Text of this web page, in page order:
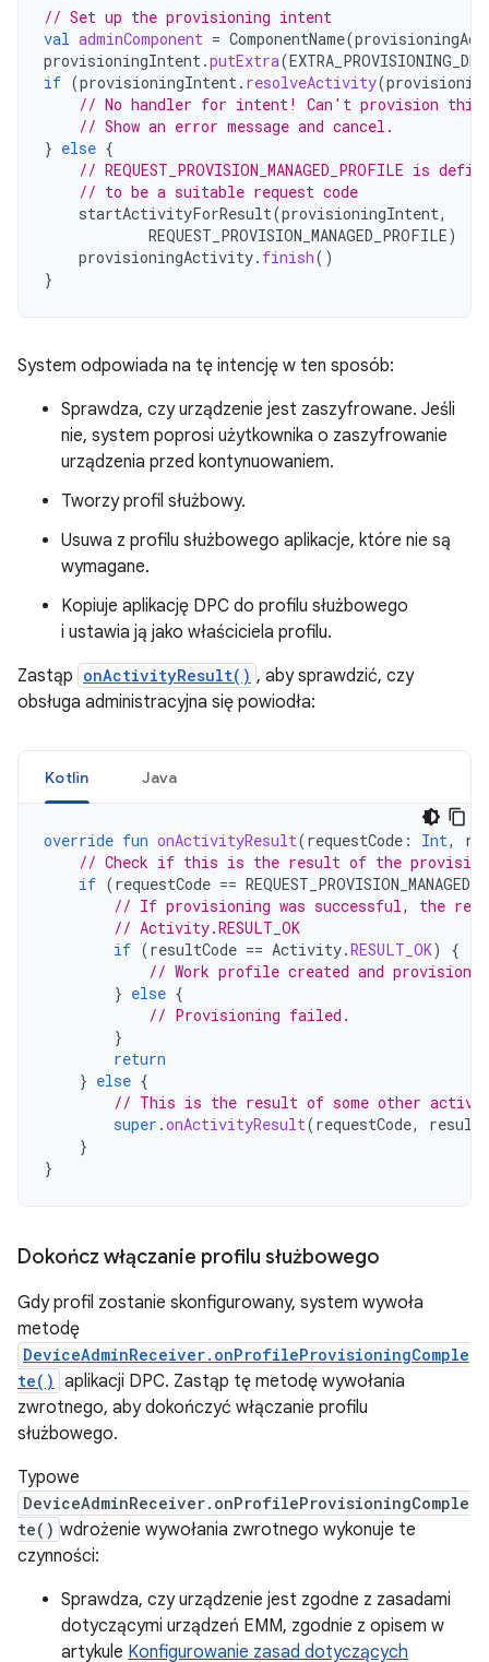
// Set up the provisioning intent
val adminComponent = ComponentName(
provisioningIntent.putExtra(
if (provisioningIntent. resolveActivity(
// No handler for intent! Can't provision this
// Show an error message and cancel.
} else {
// REQUEST_PROVISION_MANAGED_PROFILE is
// to be a suitable request code
startActivityForResult(provisioningIntent,
REQUEST_PROVISION_MANAGED_PROFILE)
provisioningActivity. finish()
}
System odpowiada na tę intencję w ten sposób:
Sprawdza, czy urządzenie jest zaszyfrowane. Jeśli
nie, system poprosi użytkownika o zaszyfrowanie
urządzenia przed kontynuowaniem.
Tworzy profil służbowy.
Usuwa z profilu służbowego aplikacje, które nie są
wymagane.
Kopiuje aplikację DPC do profilu służbowego
i ustawia ją jako właściciela profilu.
Zastąp onActivityResult() , aby sprawdzić, czy
obsługa administracyjna się powiodła:
Kotlin Java
override fun onActivityResult(requestCode : Int,
// Check if this is the result of the
if (requestCode ==
// If provisioning was successful, the
// Activity.RESULT_OK
if (resultCode == Activity.RESULT_OK)
{
// Work profile created and
} else {
// Provisioning failed.
}
return
} else {
// This is the result of some other
super .onActivityResult(requestCode,
}
}
Dokończ włączanie profilu służbowego
Gdy profil zostanie skonfigurowany, system wywoła
metodę
DeviceAdminReceiver.onProfileProvisioningComple
te() aplikacji DPC. Zastąp tę metodę wywołania
zwrotnego, aby dokończyć włączanie profilu
służbowego.
Typowe
DeviceAdminReceiver.onProfileProvisioningComple
te() wdrożenie wywołania zwrotnego wykonuje te
czynności:
Sprawdza, czy urządzenie jest zgodne z zasadami
dotyczącymi urządzeń EMM, zgodnie z opisem w
artykule Konfigurowanie zasad dotyczących